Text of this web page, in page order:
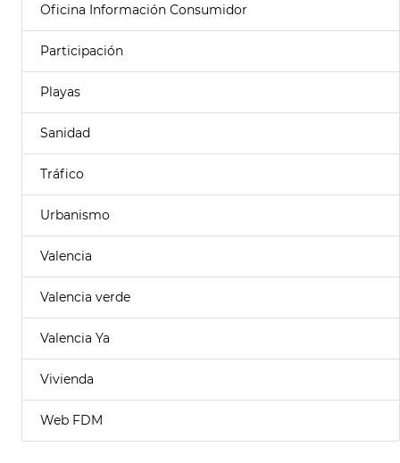
Oficina Información Consumidor
Participación
Playas
Sanidad
Tráfico
Urbanismo
Valencia
Valencia verde
Valencia Ya
Vivienda
Web FDM